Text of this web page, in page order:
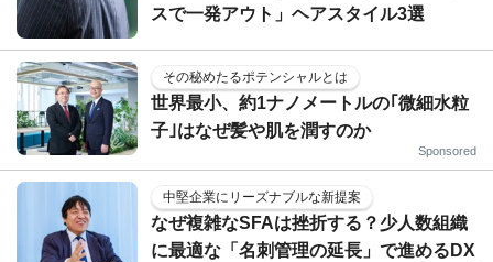
スで一発アウト」ヘアスタイル3選
その秘めたるポテンシャルとは
世界最小、約1ナノメートルの｢微細水粒
子｣はなぜ髪や肌を潤すのか
Sponsored
中堅企業にリーズナブルな新提案
なぜ複雑なSFAは挫折する？少人数組織
に最適な「名刺管理の延長」で進めるDX